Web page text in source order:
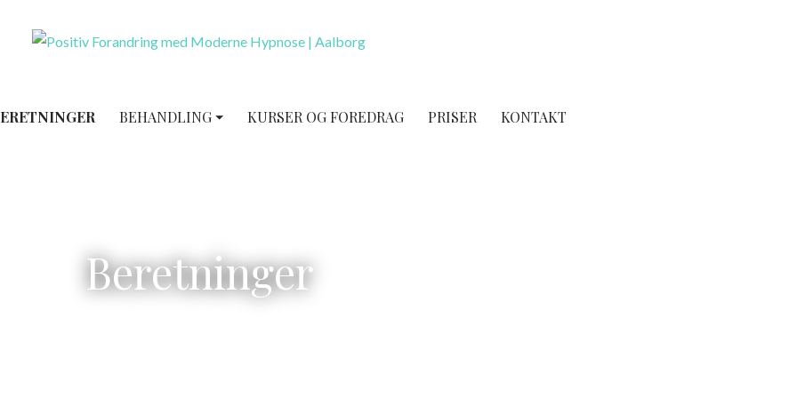
BEHANDLING ⏷ KURSER OG FOREDRAG PRISER KONTAKT
Beretninger